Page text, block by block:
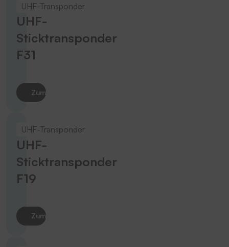
UHF-Transponder
UHF-
Sticktransponder
F31
Zum Produkt
UHF-Transponder
UHF-
Sticktransponder
F19
Zum Produkt